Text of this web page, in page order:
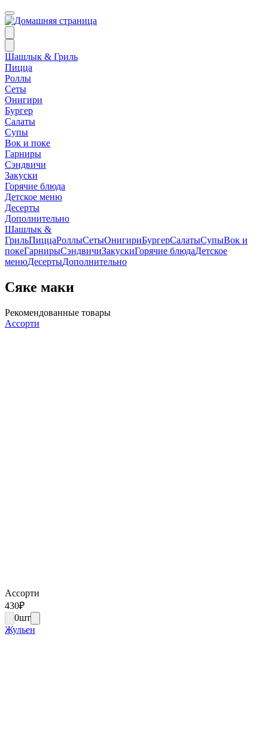
Шашлык & Гриль
Пицца
Роллы
Сеты
Онигири
Бургер
Салаты
Супы
Вок и поке
Гарниры
Сэндвичи
Закуски
Горячие блюда
Детское меню
Десерты
Дополнительно
Шашлык &
ГрильПиццаРоллыСетыОнигириБургерСалатыСупыВок и
покеГарнирыСэндвичиЗакускиГорячие блюдаДетское
менюДесертыДополнительно
Сяке маки
Рекомендованные товары
Ассорти
Ассорти
430₽
0шт
Жульен